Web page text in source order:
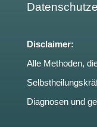
Disclaimer:
Alle Methoden,
Diagnosen und